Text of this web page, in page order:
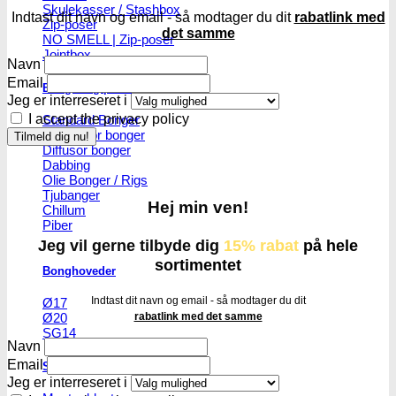
Skulekasser / Stashbox
Zip-poser
NO SMELL | Zip-poser
Jointbox
Bonger og piber
Standard Bonger
Percolator bonger
Diffusor bonger
Dabbing
Olie Bonger / Rigs
Tjubanger
Chillum
Piber
Bonghoveder
Ø17
Ø20
SG14
Sniff & Snus
Indtast dit navn og email - så modtager du dit rabatlink med
det samme
Navn
Email
Jeg er interreseret i
I accept the privacy policy
Hej min ven!
Jeg vil gerne tilbyde dig 15% rabat på hele
sortimentet
Indtast dit navn og email - så modtager du dit
rabatlink med det samme
Navn
Email
Jeg er interreseret i